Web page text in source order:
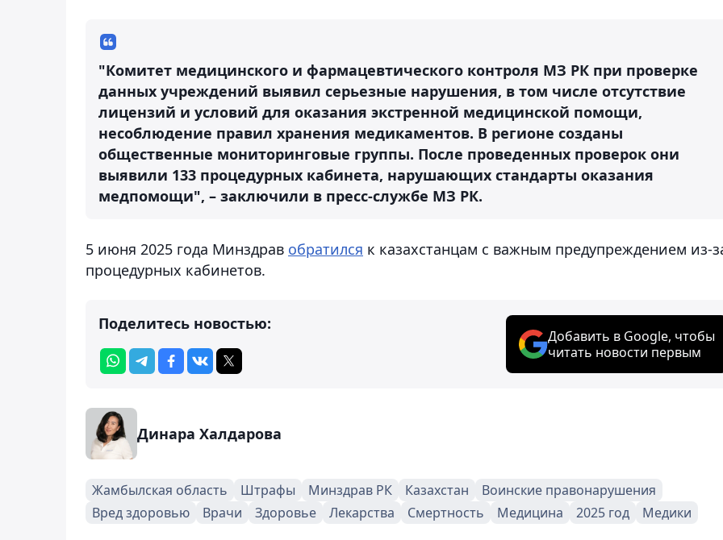
"Комитет медицинского и фармацевтического контроля МЗ РК при проверке
данных учреждений выявил серьезные нарушения, в том числе отсутствие
лицензий и условий для оказания экстренной медицинской помощи,
несоблюдение правил хранения медикаментов. В регионе созданы
общественные мониторинговые группы. После проведенных проверок они
выявили 133 процедурных кабинета, нарушающих стандарты оказания
медпомощи", – заключили в пресс-службе МЗ РК.
5 июня 2025 года Минздрав обратился к казахстанцам с важным предупреждением из-
процедурных кабинетов.
Поделитесь новостью:
Добавить в Google, чтобы
читать новости первым
Динара Халдарова
Жамбылская область Штрафы Минздрав РК Казахстан
Воинские правонарушения
Вред здоровью
Врачи Здоровье Лекарства Смертность Медицина 2025 год Медики